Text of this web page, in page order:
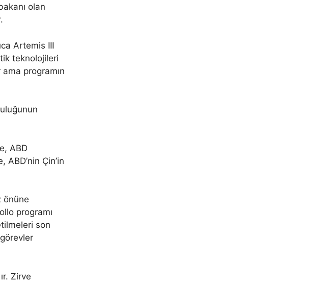
olan
Artemis III
teknolojileri
programın
ABD
Çin’in
önüne
programı
son
Zirve